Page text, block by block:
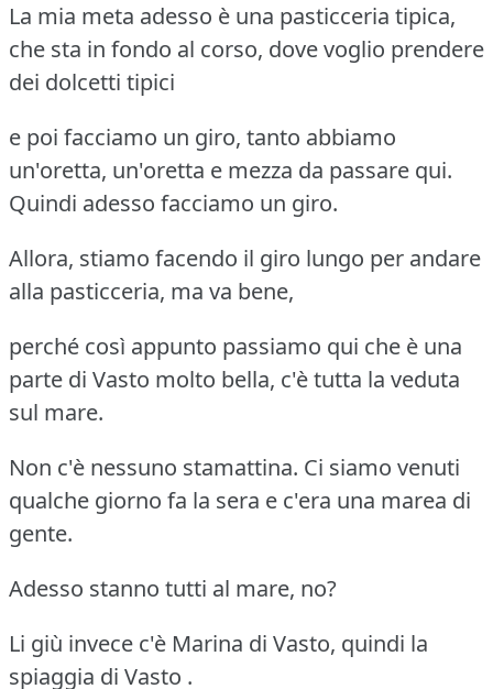
La mia meta adesso è una pasticceria tipica,
che sta in fondo al corso, dove voglio prendere
dei dolcetti tipici
e poi facciamo un giro, tanto abbiamo
un'oretta, un'oretta e mezza da passare qui.
Quindi adesso facciamo un giro.
Allora, stiamo facendo il giro lungo per andare
alla pasticceria, ma va bene,
perché così appunto passiamo qui che è una
parte di Vasto molto bella, c'è tutta la veduta
sul mare.
Non c'è nessuno stamattina. Ci siamo venuti
qualche giorno fa la sera e c'era una marea di
gente.
Adesso stanno tutti al mare, no?
Li giù invece c'è Marina di Vasto, quindi la
spiaggia di Vasto .